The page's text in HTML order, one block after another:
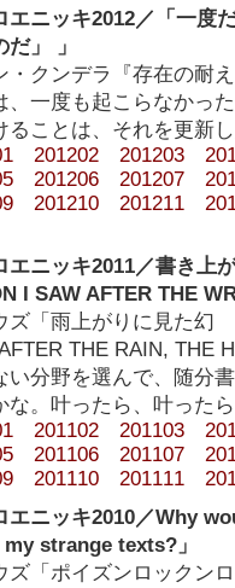
エニッキ2012／「一度
」 」
・クンデラ『存在の耐
、一度も起こらなかっ
ることは、それを更新
201202 201203
201206 201207
201210 201211
エニッキ2011／書き
I SAW AFTER THE
ズ「雨上がりに見た幻
THE RAIN, THE
い分野を選んで、随分
な。叶ったら、叶った
201102 201103
201106 201107
201110 201111
エニッキ2010／Why
strange texts?」
ズ「ポイズンロックン